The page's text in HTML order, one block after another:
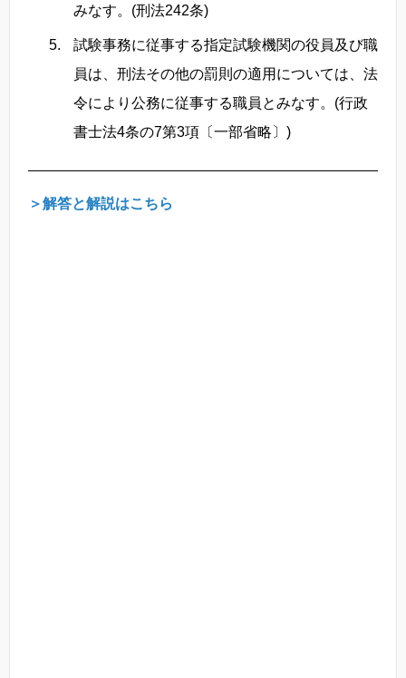
みなす。(刑法242条)
試験事務に従事する指定試験機関の役員及び職
員は、刑法その他の罰則の適用については、法
令により公務に従事する職員とみなす。(行政
書士法4条の7第3項〔一部省略〕)
＞解答と解説はこちら